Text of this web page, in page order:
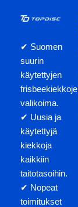
✔ Suomen
suurin
käytettyjen
valikoima.
✔ Uusia ja
käytettyjä
kiekkoja
kaikkiin
taitotasoihin.
✔ Nopeat
toimitukset